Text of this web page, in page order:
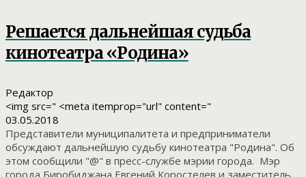
Решается дальнейшая судьба
кинотеатра «Родина»
Редактор
<img src=" <meta itemprop="url" content="
03.05.2018
Представители муниципалитета и предприниматели
обсуждают дальнейшую судьбу кинотеатра "Родина". Об
этом сообщили "@" в пресс-службе мэрии города. Мэр
города Биробиджана Евгений Коростелев и заместитель